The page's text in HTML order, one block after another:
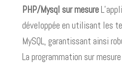
PHP/Mysql sur mesure
développée en utilisant les
MySQL, garantissant ainsi
La programmation sur